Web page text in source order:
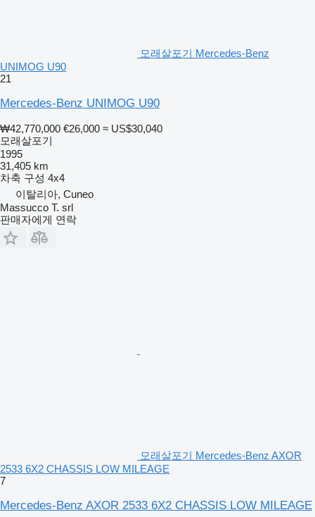
모래살포기 Mercedes-Benz
UNIMOG U90
21
Mercedes-Benz UNIMOG U90
₩42,770,000 €26,000 ≈ US$30,040
모래살포기
1995
31,405 km
차축 구성 4x4
이탈리아, Cuneo
Massucco T. srl
판매자에게 연락
모래살포기 Mercedes-Benz AXOR
2533 6X2 CHASSIS LOW MILEAGE
7
Mercedes-Benz AXOR 2533 6X2 CHASSIS LOW MILEAGE